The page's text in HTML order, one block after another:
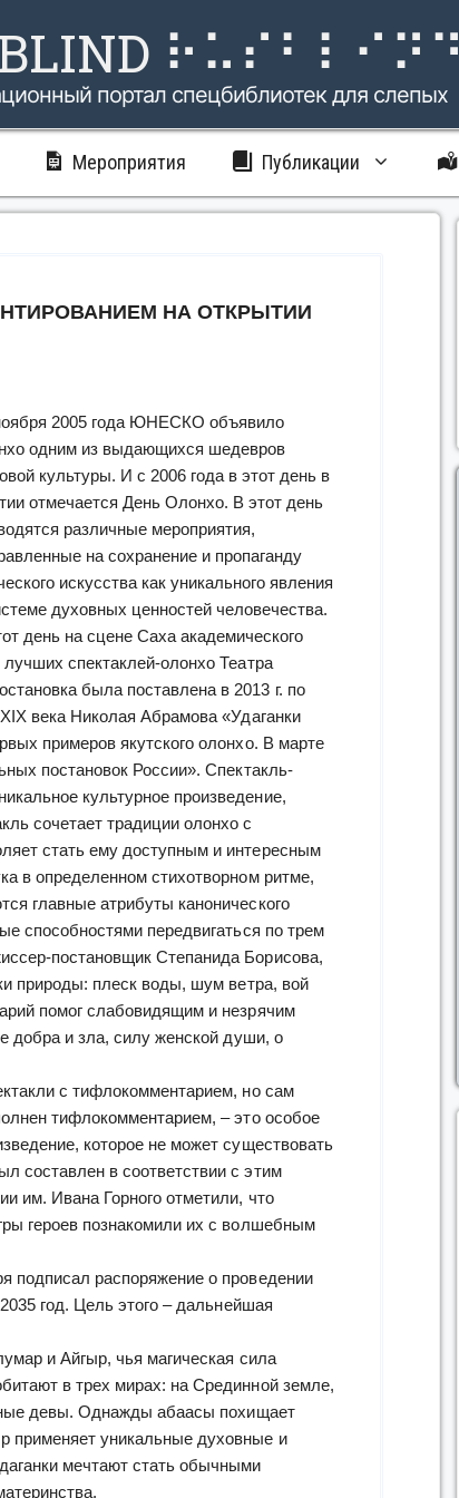
⠗⠥⠎⠃⠇⠊⠝⠙
портал спецбиблиотек для слепых
Мероприятия Публикации
НА ОТКРЫТИИ
2005 года ЮНЕСКО объявило
одним из выдающихся шедевров
культуры. И с 2006 года в этот день в
отмечается День Олонхо. В этот день
различные мероприятия,
на сохранение и пропаганду
искусства как уникального явления
духовных ценностей человечества.
день на сцене Саха академического
спектаклей-олонхо Театра
была поставлена в 2013 г. по
века Николая Абрамова «Удаганки
примеров якутского олонхо. В марте
постановок России». Спектакль-
культурное произведение,
сочетает традиции олонхо с
стать ему доступным и интересным
в определенном стихотворном ритме,
главные атрибуты канонического
способностями передвигаться по трем
постановщик Степанида Борисова,
природы: плеск воды, шум ветра, вой
помог слабовидящим и незрячим
добра и зла, силу женской души, о
с тифлокомментарием, но сам
тифлокомментарием, – это особое
которое не может существовать
составлен в соответствии с этим
им. Ивана Горного отметили, что
героев познакомили их с волшебным
подписал распоряжение о проведении
год. Цель этого – дальнейшая
и Айгыр, чья магическая сила
в трех мирах: на Срединной земле,
девы. Однажды абаасы похищает
применяет уникальные духовные и
мечтают стать обычными